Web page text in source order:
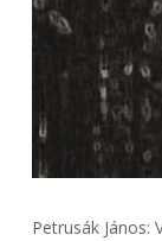
Petrusák János: